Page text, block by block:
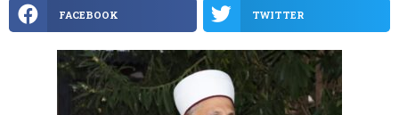
FACEBOOK TWITTER